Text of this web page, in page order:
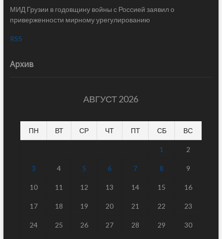
МИД Грузии в годовщину войны с Россией заявил о
приверженности мирному урегулированию
RSS
Архив
АВГУСТ 2026
ПН ВТ СР ЧТ ПТ СБ ВС
1 2
3 4 5 6 7 8 9
10 11 12 13 14 15 16
17 18 19 20 21 22 23
24 25 26 27 28 29 30